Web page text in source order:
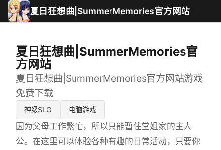
夏日狂想曲|SummerMemories官方网站
夏日狂想曲|SummerMemories官
方网站
夏日狂想曲|SummerMemories官方网站游戏
免费下载
神级SLG 电脑游戏
因为父母工作繁忙，所以只能暂住堂姐家的主人
公。在这里可以体验各种有趣的日常活动，只要你